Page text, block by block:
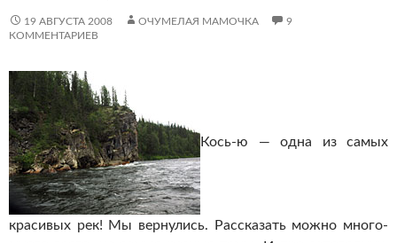
19 АВГУСТА 2008 ОЧУМЕЛАЯ МАМОЧКА
9
КОММЕНТАРИЕВ
Кось-ю — одна из самых
красивых рек! Мы вернулись. Рассказать можно много-